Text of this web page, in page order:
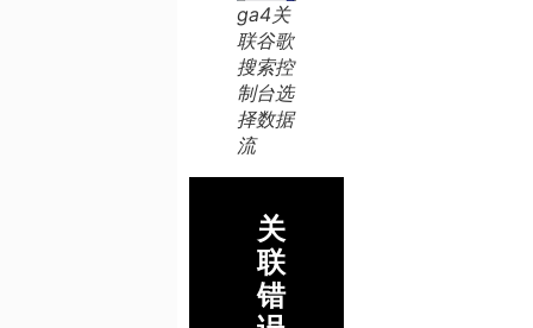
ga4关
联谷歌
搜索控
制台选
择数据
流
关
联
错